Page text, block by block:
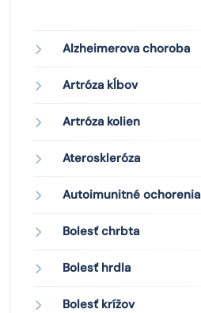
Alzheimerova choroba
Artróza kĺbov
Artróza kolien
Ateroskleróza
Autoimunitné ochorenia
Bolesť chrbta
Bolesť hrdla
Bolesť krížov